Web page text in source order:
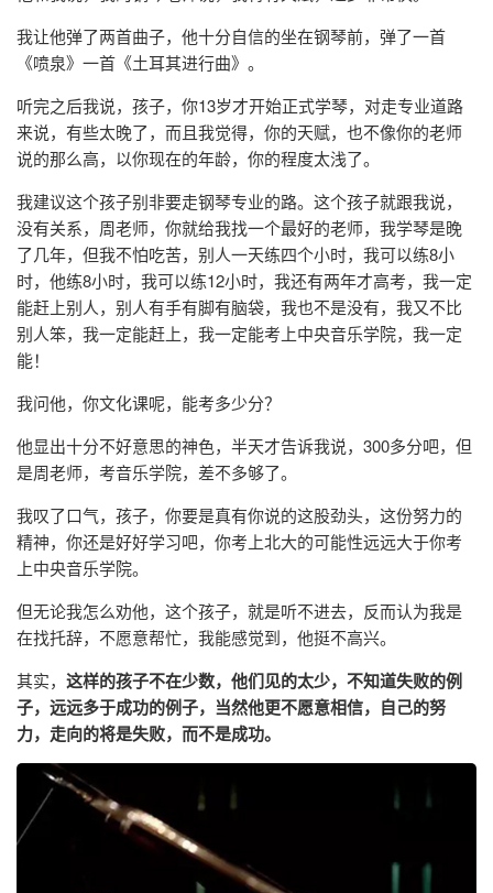
我让他弹了两首曲子，他十分自信的坐在钢琴前，弹了一首
《喷泉》一首《土耳其进行曲》。
听完之后我说，孩子，你13岁才开始正式学琴，对走专业道路
来说，有些太晚了，而且我觉得，你的天赋，也不像你的老师
说的那么高，以你现在的年龄，你的程度太浅了。
我建议这个孩子别非要走钢琴专业的路。这个孩子就跟我说，
没有关系，周老师，你就给我找一个最好的老师，我学琴是晚
了几年，但我不怕吃苦，别人一天练四个小时，我可以练8小
时，他练8小时，我可以练12小时，我还有两年才高考，我一定
能赶上别人，别人有手有脚有脑袋，我也不是没有，我又不比
别人笨，我一定能赶上，我一定能考上中央音乐学院，我一定
能！
我问他，你文化课呢，能考多少分？
他显出十分不好意思的神色，半天才告诉我说，300多分吧，但
是周老师，考音乐学院，差不多够了。
我叹了口气，孩子，你要是真有你说的这股劲头，这份努力的
精神，你还是好好学习吧，你考上北大的可能性远远大于你考
上中央音乐学院。
但无论我怎么劝他，这个孩子，就是听不进去，反而认为我是
在找托辞，不愿意帮忙，我能感觉到，他挺不高兴。
其实， 这样的孩子不在少数，他们见的太少，不知道失败的例
子，远远多于成功的例子，当然他更不愿意相信，自己的努
力，走向的将是失败，而不是成功。